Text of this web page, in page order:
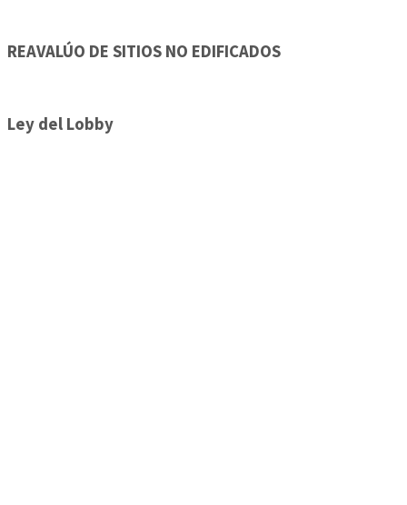
REAVALÚO DE SITIOS NO EDIFICADOS
Ley del Lobby